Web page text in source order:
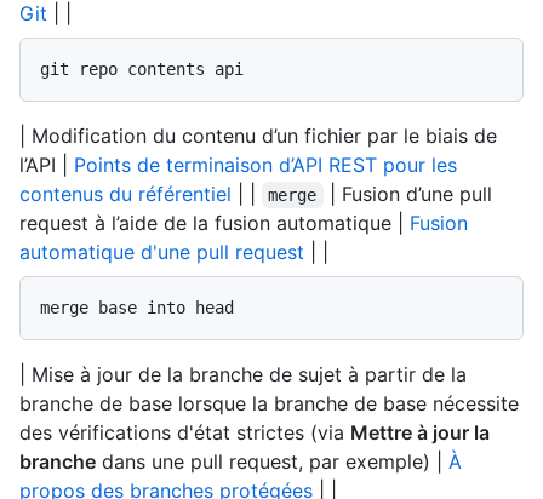
Git
git repo contents api
| Modification du contenu d’un fichier par le biais de
l’API | Points de terminaison d’API REST pour les
contenus du référentiel
merge
| Fusion d’une pull
request à l’aide de la fusion automatique | Fusion
automatique d'une pull request
merge base into head
| Mise à jour de la branche de sujet à partir de la
branche de base lorsque la branche de base nécessite
des vérifications d'état strictes (via Mettre à jour la
branche dans une pull request, par exemple) | À
propos des branches protégées